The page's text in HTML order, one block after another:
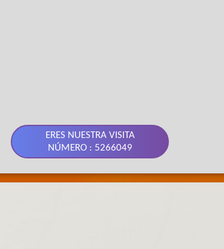
ERES NUESTRA VISITA
NÚMERO : 5266049